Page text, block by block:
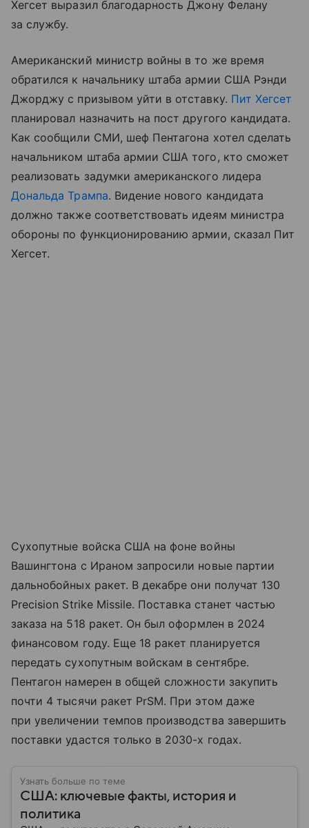
Хегсет выразил благодарность Джону Фелану
за службу.
Американский министр войны в то же время
обратился к начальнику штаба армии США Рэнди
Джорджу с призывом уйти в отставку. Пит Хегсет
планировал назначить на пост другого кандидата.
Как сообщили СМИ, шеф Пентагона хотел сделать
начальником штаба армии США того, кто сможет
реализовать задумки американского лидера
Дональда Трампа. Видение нового кандидата
должно также соответствовать идеям министра
обороны по функционированию армии, сказал Пит
Хегсет.
Сухопутные войска США на фоне войны
Вашингтона с Ираном запросили новые партии
дальнобойных ракет. В декабре они получат 130
Precision Strike Missile. Поставка станет частью
заказа на 518 ракет. Он был оформлен в 2024
финансовом году. Еще 18 ракет планируется
передать сухопутным войскам в сентябре.
Пентагон намерен в общей сложности закупить
почти 4 тысячи ракет PrSM. При этом даже
при увеличении темпов производства завершить
поставки удастся только в 2030-х годах.
Узнать больше по теме
США: ключевые факты, история и
политика